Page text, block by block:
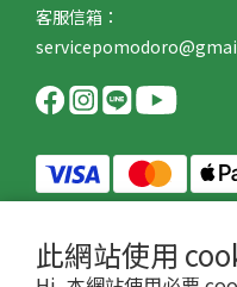
此網站使用
客服信箱：